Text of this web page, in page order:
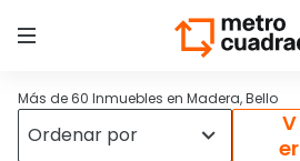
Más de 60 Inmuebles en Madera, Bello
V
er